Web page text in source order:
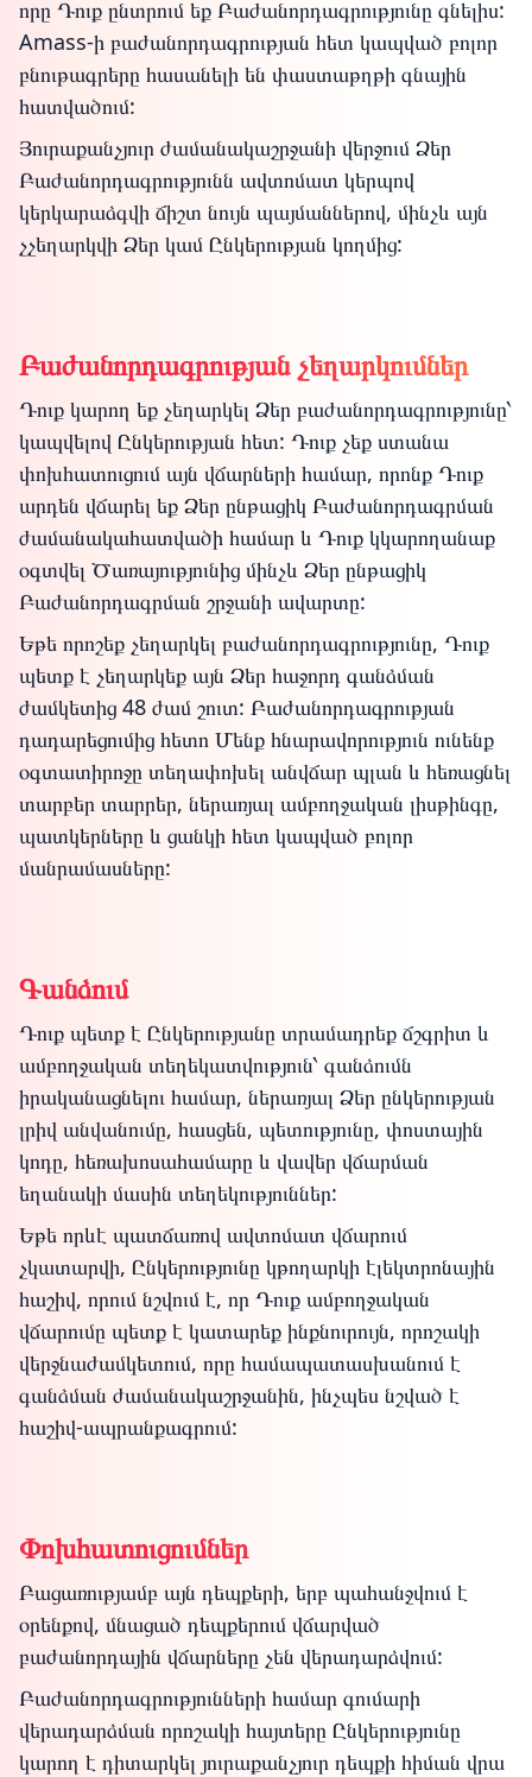
որը Դուք ընտրում եք Բաժանորդագրությունը գնելիս:
Amass-ի բաժանորդագրության հետ կապված բոլոր
բնութագրերը հասանելի են փաստաթղթի գնային
հատվածում:
Յուրաքանչյուր ժամանակաշրջանի վերջում Ձեր
Բաժանորդագրությունն ավտոմատ կերպով
կերկարաձգվի ճիշտ նույն պայմաններով, մինչև այն
չչեղարկվի Ձեր կամ Ընկերության կողմից:
Բաժանորդագրության չեղարկումներ
Դուք կարող եք չեղարկել Ձեր բաժանորդագրությունը՝
կապվելով Ընկերության հետ: Դուք չեք ստանա
փոխհատուցում այն վճարների համար, որոնք Դուք
արդեն վճարել եք Ձեր ընթացիկ Բաժանորդագրման
ժամանակահատվածի համար և Դուք կկարողանաք
օգտվել Ծառայությունից մինչև Ձեր ընթացիկ
Բաժանորդագրման շրջանի ավարտը:
Եթե որոշեք չեղարկել բաժանորդագրությունը, Դուք
պետք է չեղարկեք այն Ձեր հաջորդ գանձման
ժամկետից 48 ժամ շուտ: Բաժանորդագրության
դադարեցումից հետո Մենք հնարավորություն ունենք
օգտատիրոջը տեղափոխել անվճար պլան և հեռացնել
տարբեր տարրեր, ներառյալ ամբողջական լիսթինգը,
պատկերները և ցանկի հետ կապված բոլոր
մանրամասները:
Գանձում
Դուք պետք է Ընկերությանը տրամադրեք ճշգրիտ և
ամբողջական տեղեկատվություն՝ գանձումն
իրականացնելու համար, ներառյալ Ձեր ընկերության
լրիվ անվանումը, հասցեն, պետությունը, փոստային
կոդը, հեռախոսահամարը և վավեր վճարման
եղանակի մասին տեղեկություններ:
Եթե որևէ պատճառով ավտոմատ վճարում
չկատարվի, Ընկերությունը կթողարկի էլեկտրոնային
հաշիվ, որում նշվում է, որ Դուք ամբողջական
վճարումը պետք է կատարեք ինքնուրույն, որոշակի
վերջնաժամկետում, որը համապատասխանում է
գանձման ժամանակաշրջանին, ինչպես նշված է
հաշիվ-ապրանքագրում:
Փոխհատուցումներ
Բացառությամբ այն դեպքերի, երբ պահանջվում է
օրենքով, մնացած դեպքերում վճարված
բաժանորդային վճարները չեն վերադարձվում:
Բաժանորդագրությունների համար գումարի
վերադարձման որոշակի հայտերը Ընկերությունը
կարող է դիտարկել յուրաքանչյուր դեպքի հիման վրա